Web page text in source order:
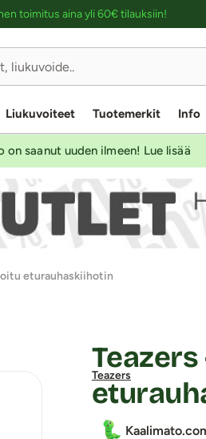
toimitus aina yli 60€ tilauksiin!
Liukuvoiteet Tuotemerkit Info
on saanut uuden ilmeen! Lue lisää
eturauhaskiihotin
Teazers